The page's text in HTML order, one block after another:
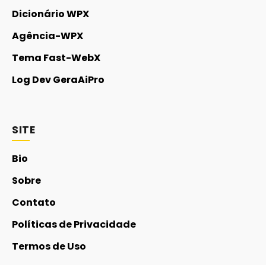
Dicionário WPX
Agência-WPX
Tema Fast-WebX
Log Dev GeraAiPro
SITE
Bio
Sobre
Contato
Políticas de Privacidade
Termos de Uso